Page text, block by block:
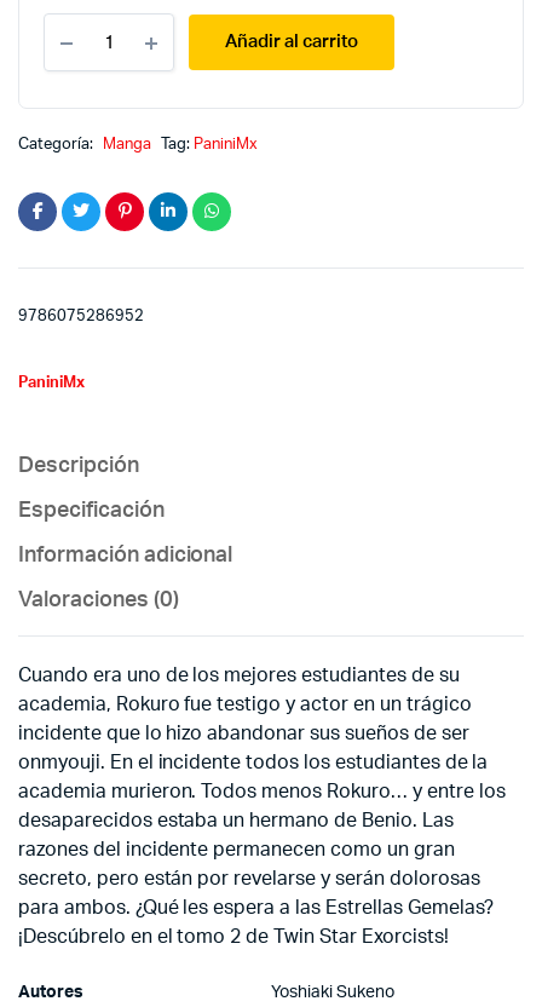
Star
Exorcist
Añadir al carrito
Categoría: Manga Tag: PaniniMx
9786075286952
PaniniMx
Descripción
Especificación
Información adicional
Valoraciones (0)
Cuando era uno de los mejores estudiantes de su
academia, Rokuro fue testigo y actor en un trágico
incidente que lo hizo abandonar sus sueños de ser
onmyouji. En el incidente todos los estudiantes de la
academia murieron. Todos menos Rokuro… y entre los
desaparecidos estaba un hermano de Benio. Las
razones del incidente permanecen como un gran
secreto, pero están por revelarse y serán dolorosas
para ambos. ¿Qué les espera a las Estrellas Gemelas?
¡Descúbrelo en el tomo 2 de Twin Star Exorcists!
Autores Yoshiaki Sukeno